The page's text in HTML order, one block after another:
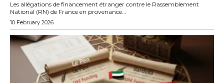
Les allégations de financement étranger contre le Rassemblement
National (RN) de France en provenance...
10 February 2026